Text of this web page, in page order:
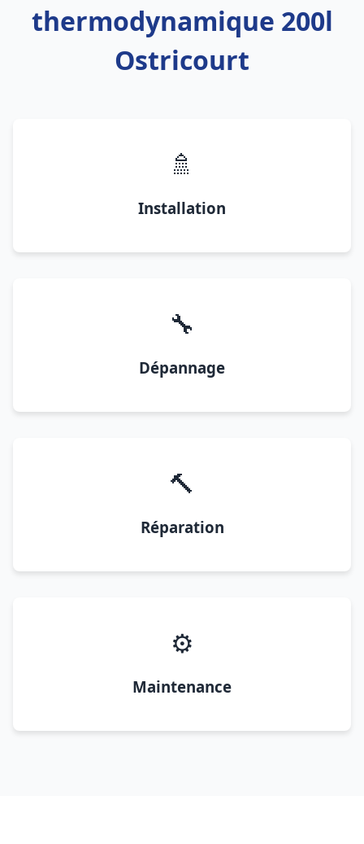
thermodynamique 200l
Ostricourt
🚿
Installation
🔧
Dépannage
🔨
Réparation
⚙️
Maintenance